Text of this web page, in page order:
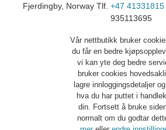
Fjerdingby, Norway Tlf. +47 41331815
935113695
Vår nettbutikk bruker
du får en bedre
vi kan yte deg bedre
bruker cookies
lagre innloggingsdetaljer
hva du har puttet i
din. Fortsett å bruke
normalt om du godtar